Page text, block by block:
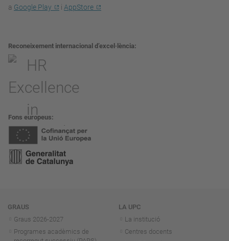
a Google Play i AppStore
Reconeixement internacional d’excel·lència
Fons europeus
Navegació
GRAUS
Graus 2026-2027
Programes acadèmics de
LA UPC
La institució
Centres docents